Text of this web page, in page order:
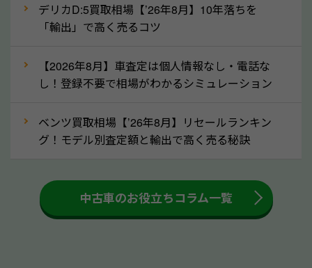
月割りで返還されるものです。ですから、自動車税の
還付金は早めに売却するほど多く還付されます。不要
③自動車税の還付金の扱いについて確認し
車を廃車にすると、自動車税の還付金を受け取ること
付金をお客様に返還しない業者もあります。廃車査定
をする際には、自動車税の還付金の返還があるかどう
かを確認するようにしてください。和歌山県のソコカ
デリカD:5買取相場【’26年8月】10年落ちを
「輸出」で高く売るコツ
【2026年8月】車査定は個人情報なし・電話な
し！登録不要で相場がわかるシミュレーション
ベンツ買取相場【’26年8月】リセールランキン
グ！モデル別査定額と輸出で高く売る秘訣
中古車のお役立ちコラム一覧